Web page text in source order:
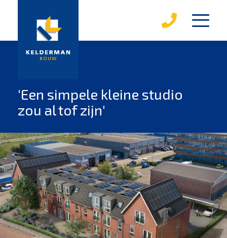
diensten
over kelderman
medewerkers
werken bij kelderman
mvo
leerbedrijf
magazines
projecten
contact
'Een simpele kleine studio
zou al tof zijn'